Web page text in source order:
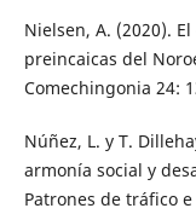
Nielsen, A. (2020).
preincaicas del
Comechingonia 24:
Núñez, L. y T.
armonía social y
Patrones de tráfico